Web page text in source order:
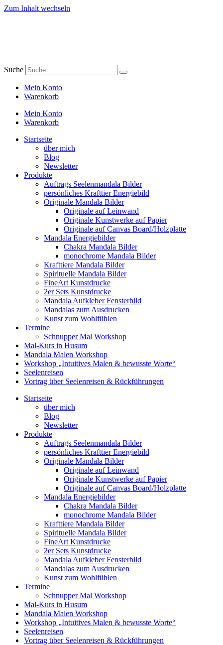
Zum Inhalt wechseln
Suche
Mein Konto
Warenkorb
Mein Konto
Warenkorb
Startseite
über mich
Blog
Newsletter
Produkte
Auftrags Seelenmandala Bilder
persönliches Krafttier Energiebild
Originale Mandala Bilder
Originale auf Leinwand
Originale Kunstwerke auf Papier
Originale auf Canvas Board/Holzplatte
Mandala Energiebilder
Chakra Mandala Bilder
monochrome Mandala Bilder
Krafttiere Mandala Bilder
Spirituelle Mandala Bilder
FineArt Kunstdrucke
2er Sets Kunstdrucke
Mandala Aufkleber Fensterbild
Mandalas zum Ausdrucken
Kunst zum Wohlfühlen
Termine
Schnupper Mal Workshop
Mal-Kurs in Husum
Mandala Malen Workshop
Workshop „Intuitives Malen & bewusste Worte“
Seelenreisen
Vortrag über Seelenreisen & Rückführungen
Startseite
über mich
Blog
Newsletter
Produkte
Auftrags Seelenmandala Bilder
persönliches Krafttier Energiebild
Originale Mandala Bilder
Originale auf Leinwand
Originale Kunstwerke auf Papier
Originale auf Canvas Board/Holzplatte
Mandala Energiebilder
Chakra Mandala Bilder
monochrome Mandala Bilder
Krafttiere Mandala Bilder
Spirituelle Mandala Bilder
FineArt Kunstdrucke
2er Sets Kunstdrucke
Mandala Aufkleber Fensterbild
Mandalas zum Ausdrucken
Kunst zum Wohlfühlen
Termine
Schnupper Mal Workshop
Mal-Kurs in Husum
Mandala Malen Workshop
Workshop „Intuitives Malen & bewusste Worte“
Seelenreisen
Vortrag über Seelenreisen & Rückführungen